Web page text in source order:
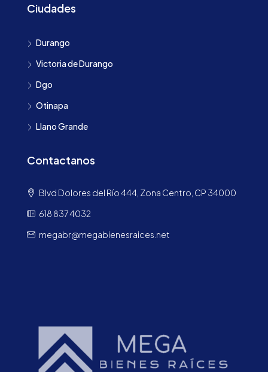
Ciudades
Durango
Victoria de Durango
Dgo
Otinapa
Llano Grande
Contactanos
Blvd Dolores del Río 444, Zona Centro, CP 34000
618 837 4032
megabr@megabienesraices.net